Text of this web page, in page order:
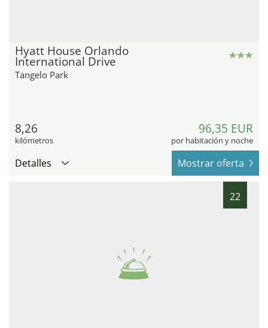
Hyatt House Orlando
International Drive
Tangelo Park
8,26
kilómetros
96,35 EUR
por habitación y noche
Detalles Mostrar oferta
22